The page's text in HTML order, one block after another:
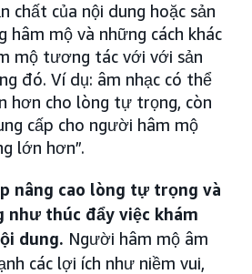
chất của nội dung hoặc sản
mộ và những cách khác
mộ tương tác với với sản
đó. Ví dụ: âm nhạc có thể
hơn cho lòng tự trọng, còn
cấp cho người hâm mộ
lớn hơn”.
nâng cao lòng tự trọng và
như thúc đẩy việc khám
dung. Người hâm mộ âm
các lợi ích như niềm vui,